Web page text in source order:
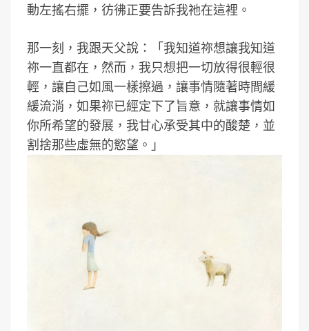
動左搖右擺，彷彿正要告訴我祂在這裡。
那一刻，我跟天父說：「我知道祢想讓我知道
祢一直都在，然而，我只想把一切放得很輕很
輕，讓自己如風一樣擦過，讓事情隨著時間緩
緩流淌，如果祢已經定下了旨意，就讓事情如
你所希望的發展，我甘心承受其中的酸楚，並
割捨那些虛無的慾望。」